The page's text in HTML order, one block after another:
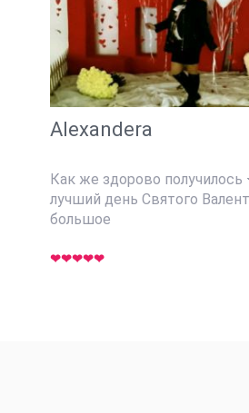
Alexanderа
Как же здорово
лучший день Святого
большое
❤❤❤❤❤